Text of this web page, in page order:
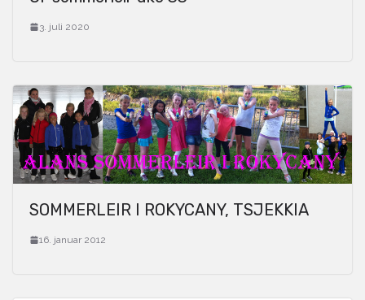
3. juli 2020
SOMMERLEIR I ROKYCANY, TSJEKKIA
16. januar 2012